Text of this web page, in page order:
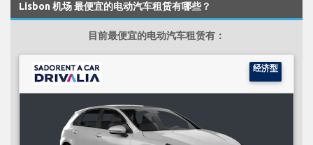
Lisbon 机场 最便宜的电动汽车租赁有哪些？
目前最便宜的电动汽车租赁有：
经济型